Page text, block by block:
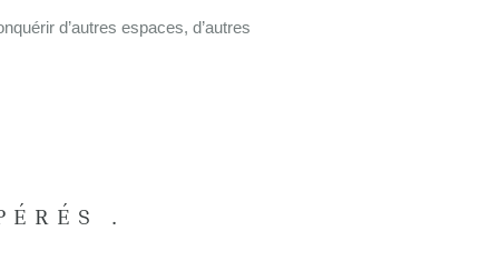
d’autres espaces, d’autres
.